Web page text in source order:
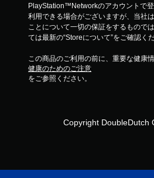
PlayStation™Networkのアカウントで
利用できる場合がございますが、当社
ことについて一切の保証をするもので
ては最新の“Storeについて”をご確認くだ
この商品のご利用の前に、重要な健康
健康のためのご注意
をご参照ください。
Copyright DoubleDutch